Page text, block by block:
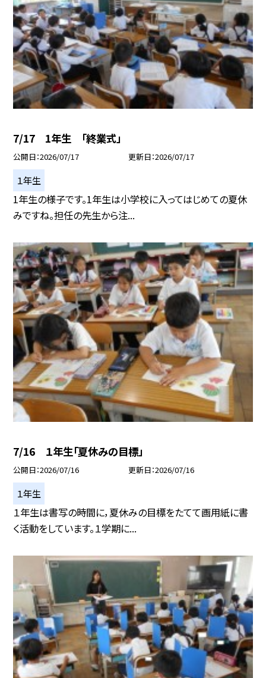
7/17 1年生 「終業式」
公開日 2026/07/17 更新日 2026/07/17
１年生
1年生の様子です。1年生は小学校に入ってはじめての夏休
みですね。担任の先生から注...
7/16 １年生「夏休みの目標」
公開日 2026/07/16 更新日 2026/07/16
１年生
１年生は書写の時間に，夏休みの目標をたてて画用紙に書
く活動をしています。１学期に...